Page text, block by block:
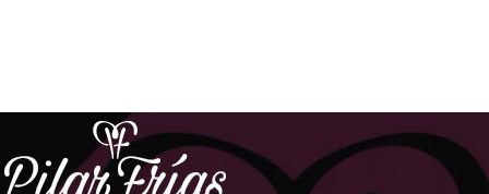
213,30€
369,00€